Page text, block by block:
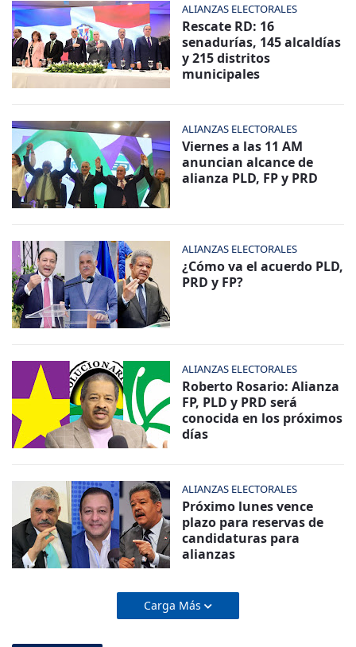
ALIANZAS ELECTORALES
Rescate RD: 16
senadurías, 145 alcaldías
y 215 distritos
municipales
ALIANZAS ELECTORALES
Viernes a las 11 AM
anuncian alcance de
alianza PLD, FP y PRD
ALIANZAS ELECTORALES
¿Cómo va el acuerdo PLD,
PRD y FP?
ALIANZAS ELECTORALES
Roberto Rosario: Alianza
FP, PLD y PRD será
conocida en los próximos
días
ALIANZAS ELECTORALES
Próximo lunes vence
plazo para reservas de
candidaturas para
alianzas
Carga Más